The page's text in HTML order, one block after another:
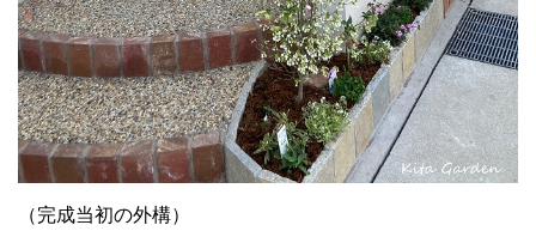
（完成当初の外構）